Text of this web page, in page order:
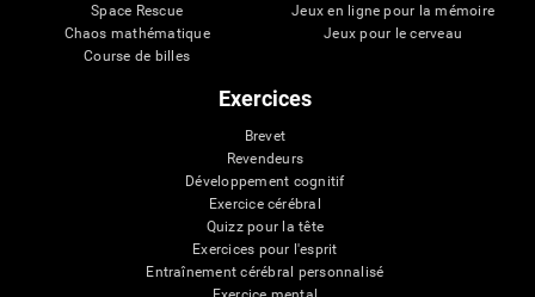
Space Rescue
Chaos mathématique
Course de billes
Jeux en ligne pour la mémoire
Jeux pour le cerveau
Exercices
Brevet
Revendeurs
Développement cognitif
Exercice cérébral
Quizz pour la tête
Exercices pour l'esprit
Entraînement cérébral personnalisé